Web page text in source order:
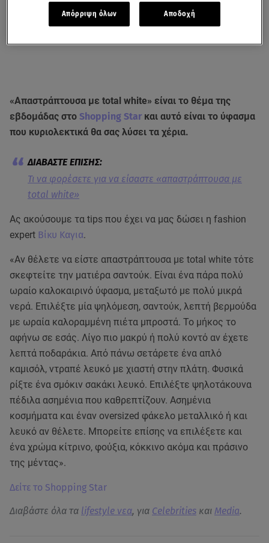
«Aπαστράπτουσα με total white» είναι το θέμα της
εβδομάδας στο Shopping Star και αυτό είναι το ύφασμα
που κυριολεκτικά θα σας λύσει τα χέρια.
Τι να φορέσετε για να είσαστε «απαστράπτουσα με
total white»
Ας ακούσουμε τα tips που έχει να μας δώσει η fashion
expert Βίκυ Καγια.
«Αν θέλετε να είστε απαστράπτουσα με total white τότε
σκεφτείτε την ματιέρα σαντούκ. Είναι ένα πάρα πολύ
ωραίο καλοκαιρινό ύφασμα, μεταξωτό με πολύ μικρά
νερά. Επιλέξτε μία ψηλόμεση, σαντούκ, λεπτή βερμούδα
με ωραία καλοραμμένη πιέτα μπροστά. Το μήκος το
αφήνω σε εσάς. Λίγο πιο μακρύ ή πολύ κοντό αν έχετε
λεπτά ποδαράκια. Από πάνω σετάρετε ένα απλό
καμισόλ, ντραπέ λευκό με χιαστή στην πλάτη. Φυσικά
ρίξτε ένα σμόκιν σακάκι λευκό. Επιλέξτε ψηλοτάκουνα
πέδιλα ασημένια που καθρεπτίζουν. Ασημένια
κοσμήματα και έναν oversized φάκελο μεταλλικό ή και
λευκό αν θέλετε. Μπορείτε επίσης να επιλέξετε και
ένα χρώμα κίτρινο, φούξια, κόκκινο ακόμα και πράσινο
της μέντας».
Δείτε το Shopping Star
Διαβάστε όλα τα lifestyle νεα, για Celebrities και Media.
Απόρριψη όλων Αποδοχή